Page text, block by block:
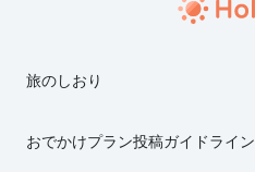
旅のしおり
おでかけプラン投稿ガイドライン